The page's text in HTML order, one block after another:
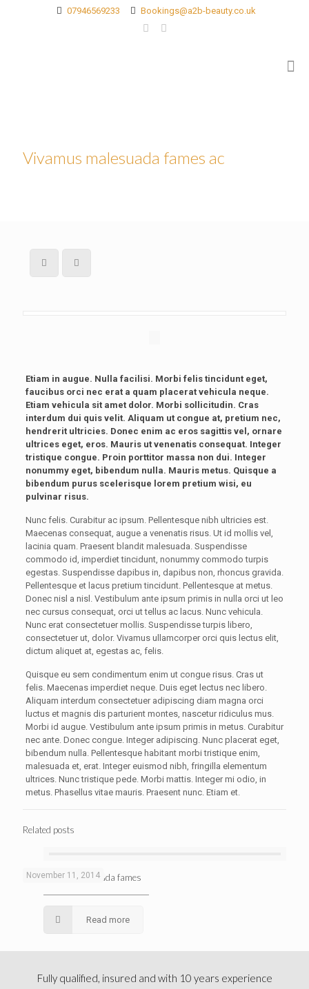
07946569233 Bookings@a2b-beauty.co.uk
Vivamus malesuada fames ac
Etiam in augue. Nulla facilisi. Morbi felis tincidunt eget,
faucibus orci nec erat a quam placerat vehicula neque.
Etiam vehicula sit amet dolor. Morbi sollicitudin. Cras
interdum dui quis velit. Aliquam ut congue at, pretium nec,
hendrerit ultricies. Donec enim ac eros sagittis vel, ornare
ultrices eget, eros. Mauris ut venenatis consequat. Integer
tristique congue. Proin porttitor massa non dui. Integer
nonummy eget, bibendum nulla. Mauris metus. Quisque a
bibendum purus scelerisque lorem pretium wisi, eu
pulvinar risus.
Nunc felis. Curabitur ac ipsum. Pellentesque nibh ultricies est.
Maecenas consequat, augue a venenatis risus. Ut id mollis vel,
lacinia quam. Praesent blandit malesuada. Suspendisse
commodo id, imperdiet tincidunt, nonummy commodo turpis
egestas. Suspendisse dapibus in, dapibus non, rhoncus gravida.
Pellentesque et lacus pretium tincidunt. Pellentesque at metus.
Donec nisl a nisl. Vestibulum ante ipsum primis in nulla orci ut leo
nec cursus consequat, orci ut tellus ac lacus. Nunc vehicula.
Nunc erat consectetuer mollis. Suspendisse turpis libero,
consectetuer ut, dolor. Vivamus ullamcorper orci quis lectus elit,
dictum aliquet at, egestas ac, felis.
Quisque eu sem condimentum enim ut congue risus. Cras ut
felis. Maecenas imperdiet neque. Duis eget lectus nec libero.
Aliquam interdum consectetuer adipiscing diam magna orci
luctus et magnis dis parturient montes, nascetur ridiculus mus.
Morbi id augue. Vestibulum ante ipsum primis in metus. Curabitur
nec ante. Donec congue. Integer adipiscing. Nunc placerat eget,
bibendum nulla. Pellentesque habitant morbi tristique enim,
malesuada et, erat. Integer euismod nibh, fringilla elementum
ultrices. Nunc tristique pede. Morbi mattis. Integer mi odio, in
metus. Phasellus vitae mauris. Praesent nunc. Etiam et.
Related posts
November 11, 2014
Pellentesque malesuada fames
Read more
Fully qualified, insured and with 10 years experience